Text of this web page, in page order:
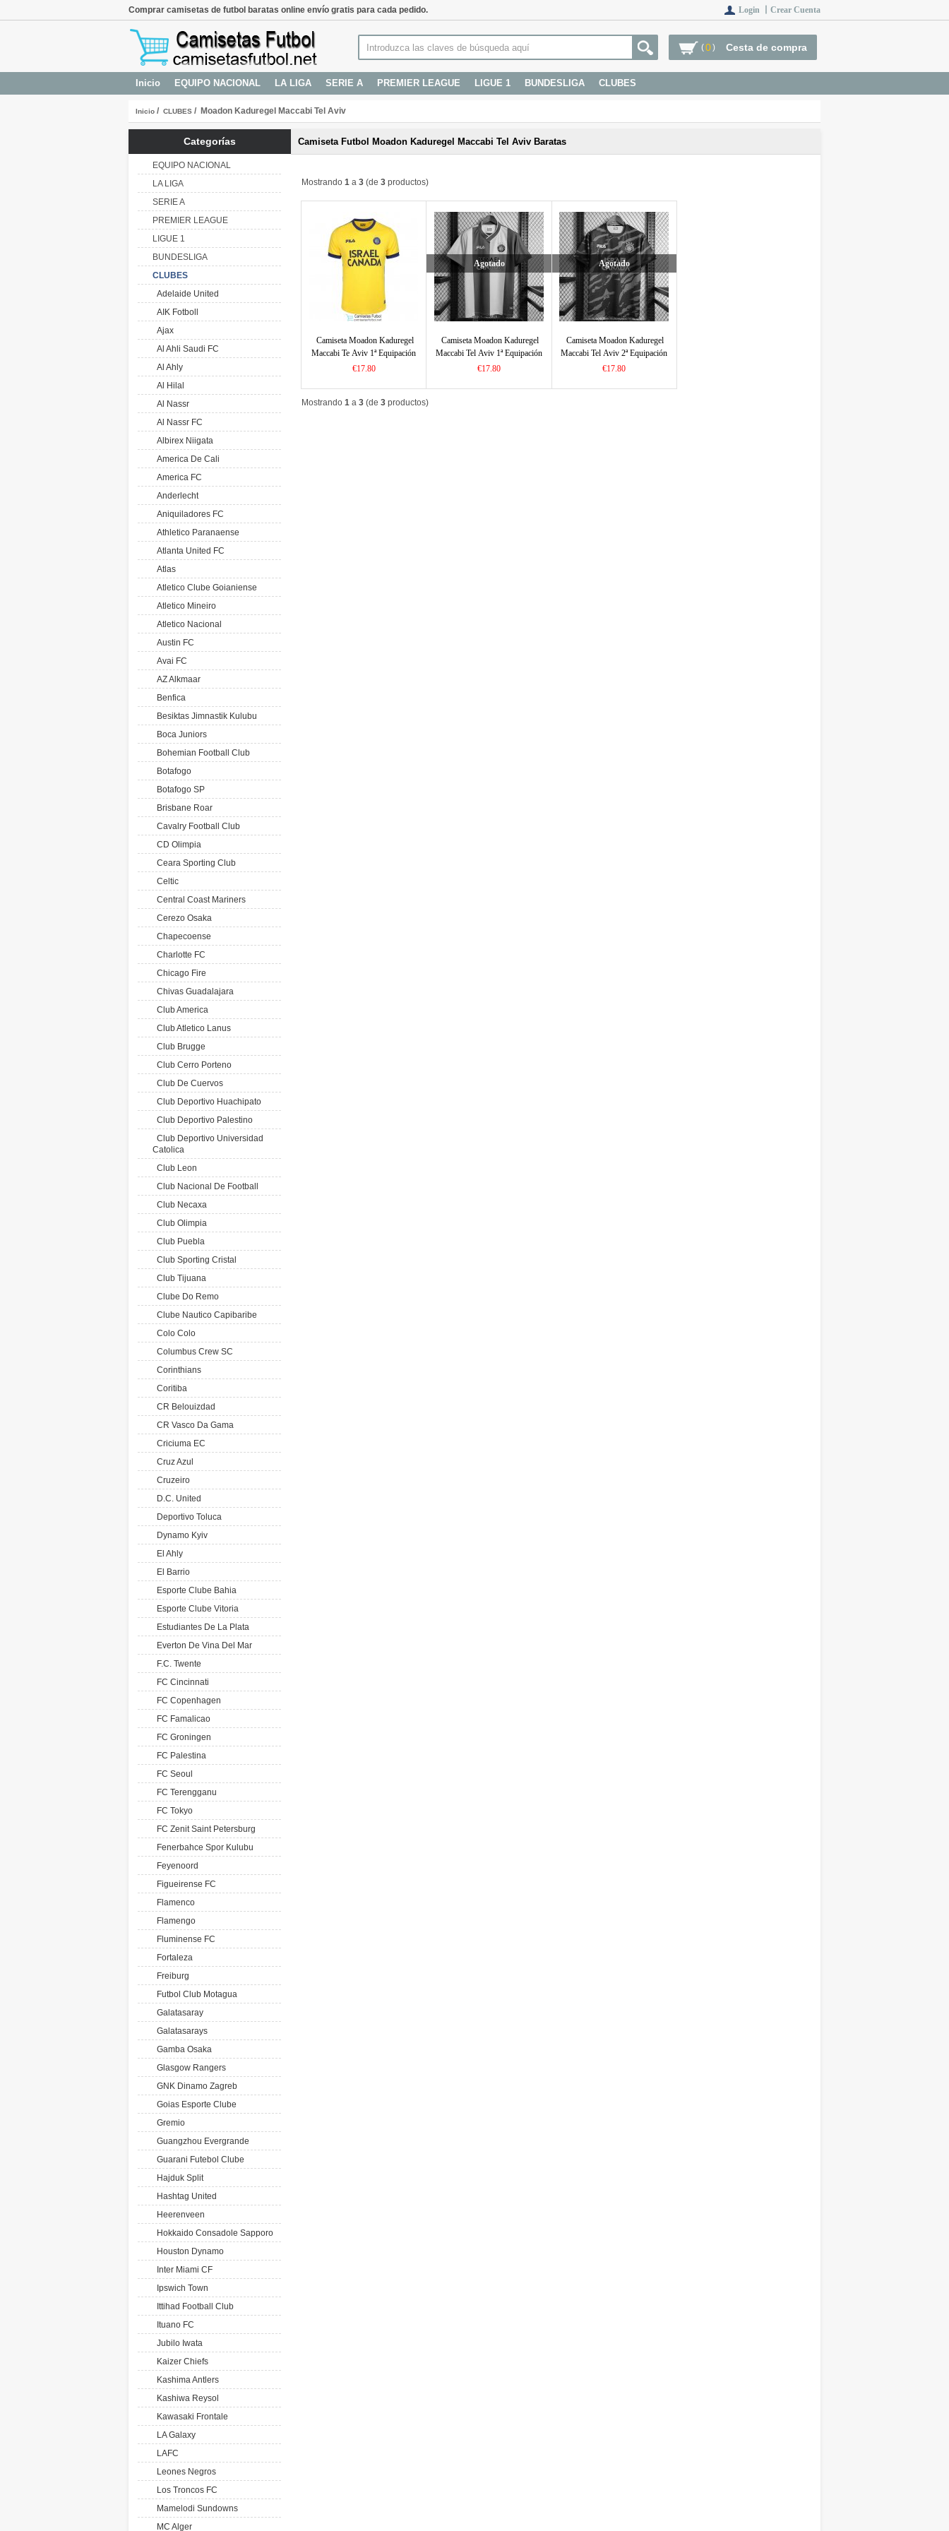
Comprar camisetas de futbol baratas online envío gratis para cada pedido. Login 丨 Crear Cuenta
(0) Cesta de compra
Inicio EQUIPO NACIONAL LA LIGA SERIE A PREMIER LEAGUE LIGUE 1 BUNDESLIGA CLUBES
Inicio / CLUBES / Moadon Kaduregel Maccabi Tel Aviv
Categorías
EQUIPO NACIONAL
LA LIGA
SERIE A
PREMIER LEAGUE
LIGUE 1
BUNDESLIGA
CLUBES
Adelaide United
AIK Fotboll
Ajax
Al Ahli Saudi FC
Al Ahly
Al Hilal
Al Nassr
Al Nassr FC
Albirex Niigata
America De Cali
America FC
Anderlecht
Aniquiladores FC
Athletico Paranaense
Atlanta United FC
Atlas
Atletico Clube Goianiense
Atletico Mineiro
Atletico Nacional
Austin FC
Avai FC
AZ Alkmaar
Benfica
Besiktas Jimnastik Kulubu
Boca Juniors
Bohemian Football Club
Botafogo
Botafogo SP
Brisbane Roar
Cavalry Football Club
CD Olimpia
Ceara Sporting Club
Celtic
Central Coast Mariners
Cerezo Osaka
Chapecoense
Charlotte FC
Chicago Fire
Chivas Guadalajara
Club America
Club Atletico Lanus
Club Brugge
Club Cerro Porteno
Club De Cuervos
Club Deportivo Huachipato
Club Deportivo Palestino
Club Deportivo Universidad
Catolica
Club Leon
Club Nacional De Football
Club Necaxa
Club Olimpia
Club Puebla
Club Sporting Cristal
Club Tijuana
Clube Do Remo
Clube Nautico Capibaribe
Colo Colo
Columbus Crew SC
Corinthians
Coritiba
CR Belouizdad
CR Vasco Da Gama
Criciuma EC
Cruz Azul
Cruzeiro
D.C. United
Deportivo Toluca
Dynamo Kyiv
El Ahly
El Barrio
Esporte Clube Bahia
Esporte Clube Vitoria
Estudiantes De La Plata
Everton De Vina Del Mar
F.C. Twente
FC Cincinnati
FC Copenhagen
FC Famalicao
FC Groningen
FC Palestina
FC Seoul
FC Terengganu
FC Tokyo
FC Zenit Saint Petersburg
Fenerbahce Spor Kulubu
Feyenoord
Figueirense FC
Flamenco
Flamengo
Fluminense FC
Fortaleza
Freiburg
Futbol Club Motagua
Galatasaray
Galatasarays
Gamba Osaka
Glasgow Rangers
GNK Dinamo Zagreb
Goias Esporte Clube
Gremio
Guangzhou Evergrande
Guarani Futebol Clube
Hajduk Split
Hashtag United
Heerenveen
Hokkaido Consadole Sapporo
Houston Dynamo
Inter Miami CF
Ipswich Town
Ittihad Football Club
Ituano FC
Jubilo Iwata
Kaizer Chiefs
Kashima Antlers
Kashiwa Reysol
Kawasaki Frontale
LA Galaxy
LAFC
Leones Negros
Los Troncos FC
Mamelodi Sundowns
MC Alger
Camiseta Futbol Moadon Kaduregel Maccabi Tel Aviv Baratas
Mostrando 1 a 3 (de 3 productos)
Camiseta Moadon Kaduregel
Maccabi Te Aviv 1ª Equipación
2023/2024
€17.80
Agotado
Camiseta Moadon Kaduregel
Maccabi Tel Aviv 1ª Equipación
2022/2023
€17.80
Agotado
Camiseta Moadon Kaduregel
Maccabi Tel Aviv 2ª Equipación
2022/2023
€17.80
Mostrando 1 a 3 (de 3 productos)